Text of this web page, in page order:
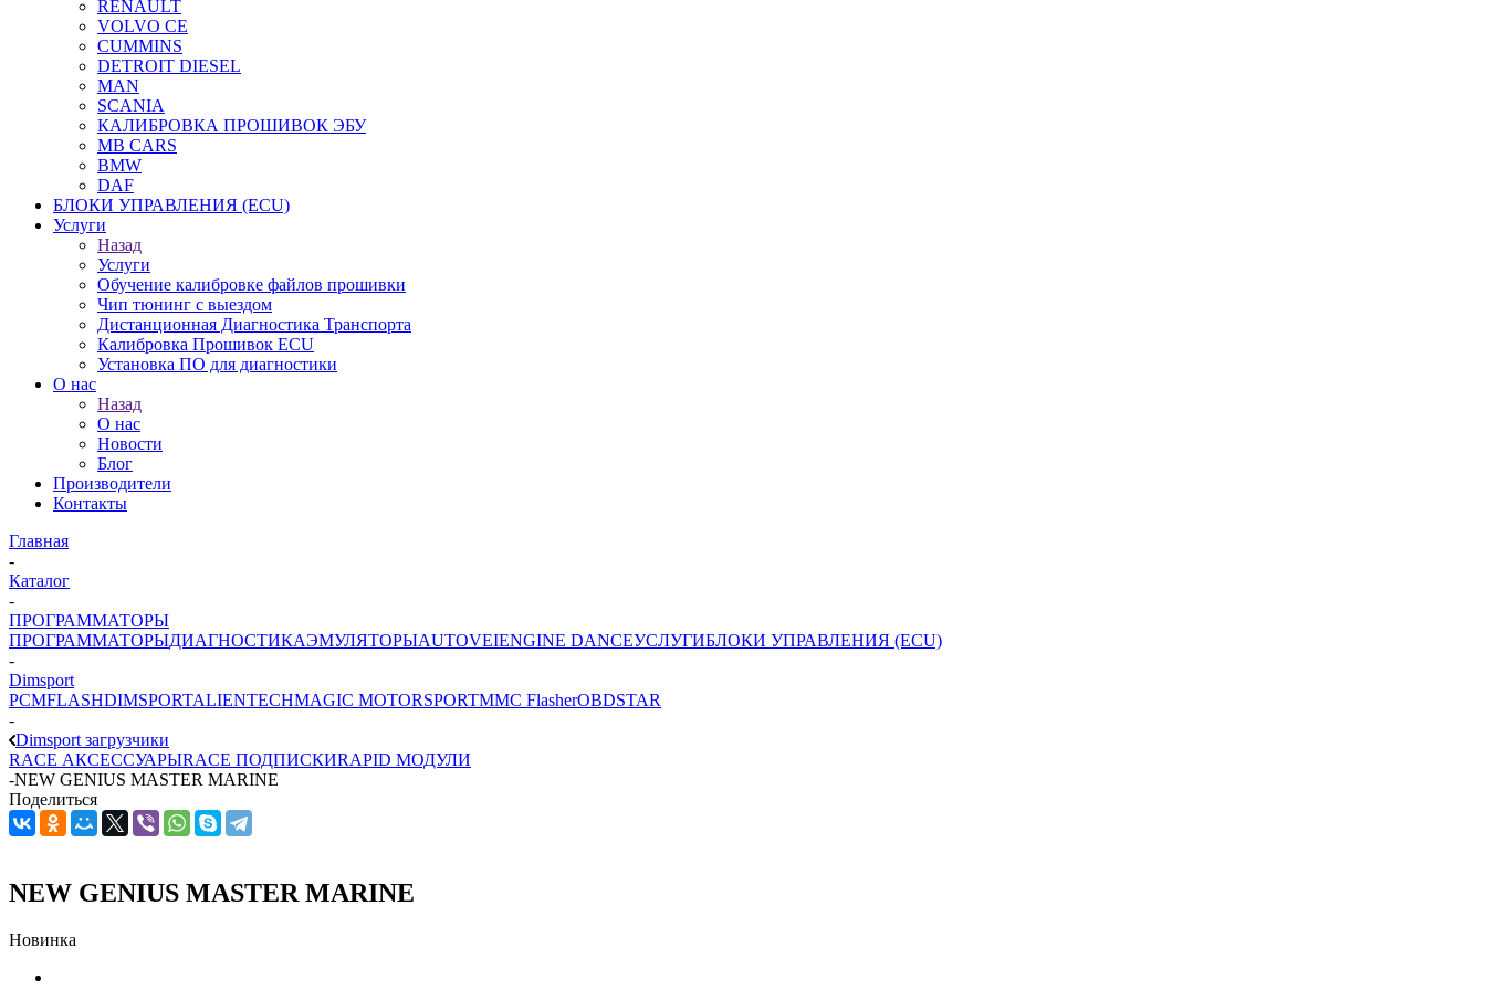
RENAULT
VOLVO CE
CUMMINS
DETROIT DIESEL
MAN
SCANIA
КАЛИБРОВКА ПРОШИВОК ЭБУ
MB CARS
BMW
DAF
БЛОКИ УПРАВЛЕНИЯ (ECU)
Услуги
Назад
Услуги
Обучение калибровке файлов прошивки
Чип тюнинг с выездом
Дистанционная Диагностика Транспорта
Калибровка Прошивок ECU
Установка ПО для диагностики
О нас
Назад
О нас
Новости
Блог
Производители
Контакты
Главная
-
Каталог
-
ПРОГРАММАТОРЫ
ПРОГРАММАТОРЫДИАГНОСТИКАЭМУЛЯТОРЫAUTOVEIENGINE DANCEУСЛУГИБЛОКИ УПРАВЛЕНИЯ (ECU)
-
Dimsport
PCMFLASHDIMSPORTALIENTECHMAGIC MOTORSPORTMMC FlasherOBDSTAR
-
Dimsport загрузчики
RACE АКСЕССУАРЫRACE ПОДПИСКИRAPID МОДУЛИ
-NEW GENIUS MASTER MARINE
Поделиться
NEW GENIUS MASTER MARINE
Новинка